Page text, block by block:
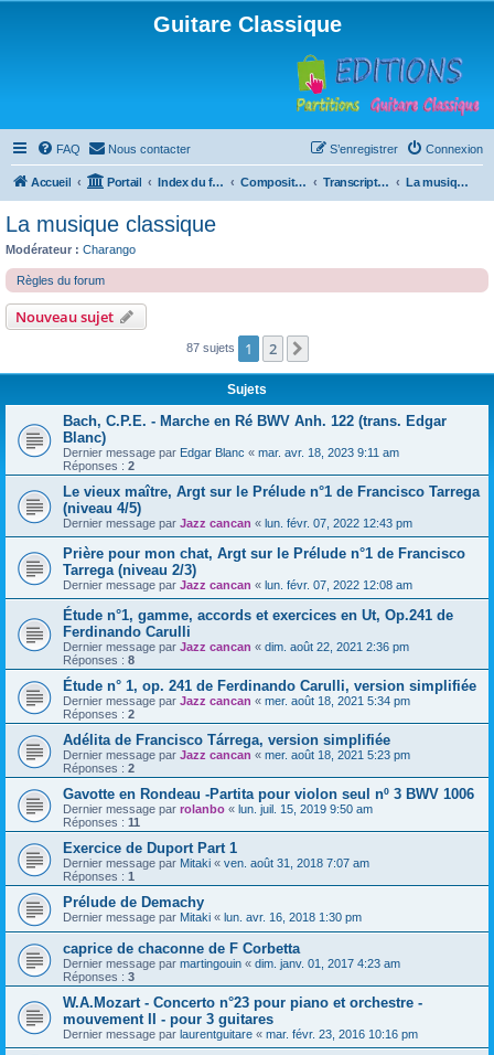
Guitare Classique
FAQ Nous contacter Connexion
S’enregistrer
Accueil Portail Index du forum Compositions Transcriptions et arrangements La musique classique
La musique classique
Modérateur : Charango
Règles du forum
Nouveau sujet
87 sujets 1 2
Sujets
Bach, C.P.E. - Marche en Ré BWV Anh. 122 (trans. Edgar
Blanc)
Dernier message par Edgar Blanc « mar. avr. 18, 2023 9:11 am
Réponses : 2
Le vieux maître, Argt sur le Prélude n°1 de Francisco Tarrega
(niveau 4/5)
Dernier message par Jazz cancan « lun. févr. 07, 2022 12:43 pm
Prière pour mon chat, Argt sur le Prélude n°1 de Francisco
Tarrega (niveau 2/3)
Dernier message par Jazz cancan « lun. févr. 07, 2022 12:08 am
Étude n°1, gamme, accords et exercices en Ut, Op.241 de
Ferdinando Carulli
Dernier message par Jazz cancan « dim. août 22, 2021 2:36 pm
Réponses : 8
Étude n° 1, op. 241 de Ferdinando Carulli, version simplifiée
Dernier message par Jazz cancan « mer. août 18, 2021 5:34 pm
Réponses : 2
Adélita de Francisco Tárrega, version simplifiée
Dernier message par Jazz cancan « mer. août 18, 2021 5:23 pm
Réponses : 2
Gavotte en Rondeau -Partita pour violon seul nº 3 BWV 1006
Dernier message par rolanbo « lun. juil. 15, 2019 9:50 am
Réponses : 11
Exercice de Duport Part 1
Dernier message par Mitaki « ven. août 31, 2018 7:07 am
Réponses : 1
Prélude de Demachy
Dernier message par Mitaki « lun. avr. 16, 2018 1:30 pm
caprice de chaconne de F Corbetta
Dernier message par martingouin « dim. janv. 01, 2017 4:23 am
Réponses : 3
W.A.Mozart - Concerto n°23 pour piano et orchestre -
mouvement II - pour 3 guitares
Dernier message par laurentguitare « mar. févr. 23, 2016 10:16 pm